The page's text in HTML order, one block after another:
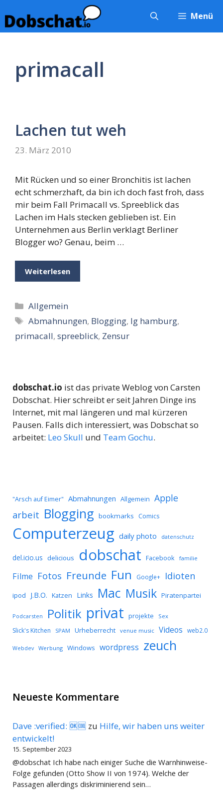
Inhalt
springen
Menü
primacall
Lachen tut weh
23. März 2010
Mit Rücken und so einer Bronchitis ist lachen
echt schmerzhaft, da bin ich doch fast froh, dass
mir beim Fall Primacall vs. Spreeblick das
Lachen im Hals stecken geblieben ist. Ein
Unternehmen aus Berlin verklagt Berliner
Blogger wo? Genau, beim …
Weiterlesen
Kategorien
Allgemein
Schlagwörter
Abmahnungen, Blogging, lg hamburg,
primacall, spreeblick, Zensur
dobschat.io ist das private Weblog von Carsten
Dobschat. Hier schreibt er seit Jahren Dinge ins
Internet, mit mal längeren und mal kürzeren
Pausen. Falls dich interessiert, was Dobschat so
arbeitet: Leo Skull und Team Gochu.
"Arsch auf Eimer" Abmahnungen Allgemein Apple
arbeit Blogging bookmarks Comics
Computerzeug daily photo datenschutz
del.icio.us delicious dobschat Facebook familie
Filme Fotos Freunde Fun Google+ Idioten
ipod J.B.O. Katzen Links Mac Musik Piratenpartei
Podcarsten Politik privat projekte Sex
Slick's Kitchen SPAM Urheberrecht venue music Videos web2.0
Webdev Werbung Windows wordpress zeuch
Neueste Kommentare
Dave :verified: 🆗🆒 zu Hilfe, wir haben uns weiter
entwickelt!
15. September 2023
@dobschat Ich habe nach einiger Suche die Warnhinweise-
Folge gefunden (Otto Show II von 1974). Welche der
Passagen allerdings diskriminierend sein…